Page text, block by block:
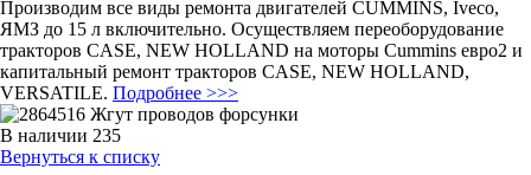
Производим все виды ремонта двигателей CUMMINS, Iveco,
ЯМЗ до 15 л включительно. Осуществляем переоборудование
тракторов CASE, NEW HOLLAND на моторы Cummins евро2 и
капитальный ремонт тракторов CASE, NEW HOLLAND,
VERSATILE. Подробнее >>>
В наличии 235
Вернуться к списку